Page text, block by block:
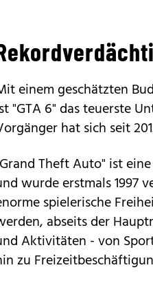
einem geschätzten
"GTA 6" das teuerste
hat sich seit
Theft Auto" ist
wurde erstmals 1997
spielerische
abseits der
Aktivitäten - von
zu